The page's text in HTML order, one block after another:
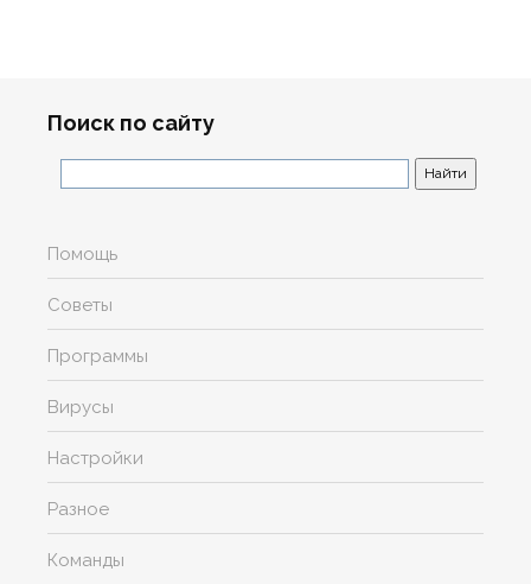
Поиск по сайту
Помощь
Советы
Программы
Вирусы
Настройки
Разное
Команды